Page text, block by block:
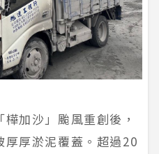
加沙」颱風重創後，
厚淤泥覆蓋。超過20